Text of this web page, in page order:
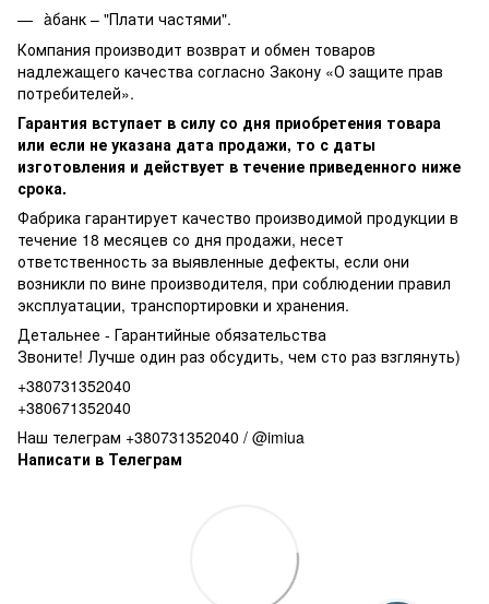
àбанк – "Плати частями".
Компания производит возврат и обмен товаров
надлежащего качества согласно Закону «О защите прав
потребителей».
Гарантия вступает в силу со дня приобретения товара
или если не указана дата продажи, то с даты
изготовления и действует в течение приведенного ниже
срока.
Фабрика гарантирует качество производимой продукции в
течение 18 месяцев со дня продажи, несет
ответственность за выявленные дефекты, если они
возникли по вине производителя, при соблюдении правил
эксплуатации, транспортировки и хранения.
Детальнее - Гарантийные обязательства
Звоните! Лучше один раз обсудить, чем сто раз взглянуть)
+380731352040
+380671352040
Наш телеграм +380731352040 / @imiua
Написати в Телеграм